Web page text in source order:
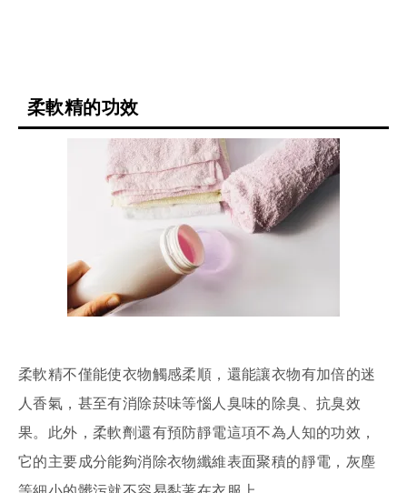
柔軟精的功效
柔軟精不僅能使衣物觸感柔順，還能讓衣物有加倍的迷
人香氣，甚至有消除菸味等惱人臭味的除臭、抗臭效
果。此外，柔軟劑還有預防靜電這項不為人知的功效，
它的主要成分能夠消除衣物纖維表面聚積的靜電，灰塵